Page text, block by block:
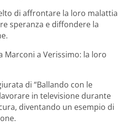
di affrontare la loro malattia
speranza e diffondere la
Marconi a Verissimo: la loro
di “Ballando con le
in televisione durante
diventando un esempio di